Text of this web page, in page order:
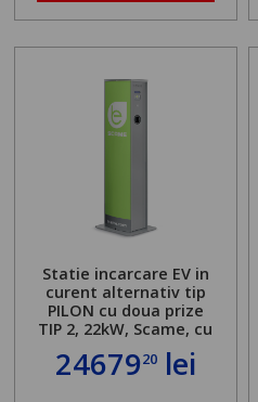
Statie incarcare EV in
curent alternativ tip
PILON cu doua prize
TIP 2, 22kW, Scame, cu
server local
2467920lei